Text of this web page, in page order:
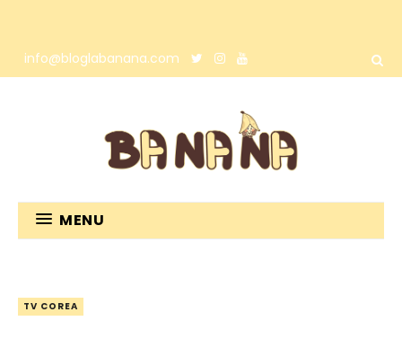
info@bloglabanana.com
MENU
TV COREA